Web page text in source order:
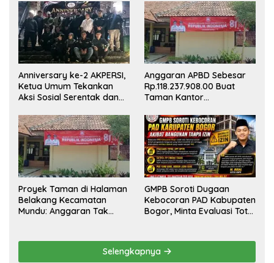
Anniversary ke-2 AKPERSI,
Ketua Umum Tekankan
Aksi Sosial Serentak dan
Konstituen ke Dewan Pers
Anggaran APBD Sebesar
Rp.118.237.908.00 Buat
Taman Kantor
Masuk Akal, Harus
Dipertanggungjawabkan
Secara Terbuka!
Proyek Taman di Halaman
Belakang Kecamatan
Mundu: Anggaran Tak
GMPB Soroti Dugaan
Kebocoran PAD Kabupaten
Bogor, Minta Evaluasi Total
Selengkapnya